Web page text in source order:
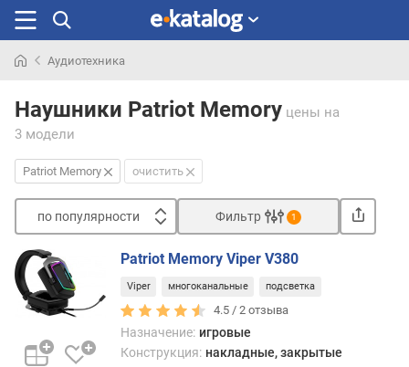
раньше
Аудиотехника
Наушники Patriot Memory цены на
3 модели
Patriot Memory очистить
по популярности
п
о
п
п
Фильтр 1
Patriot Memory Viper V380
Viper многоканальные подсветка
4.5 /2 отзыва
Назначение: игровые
Конструкция: накладные, закрытые